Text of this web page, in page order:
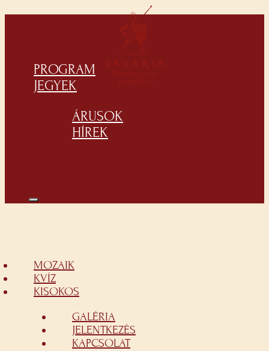
PROGRAM
JEGYEK
ÁRUSOK
HÍREK
MOZAIK
KVÍZ
KISOKOS
GALÉRIA
JELENTKEZÉS
KAPCSOLAT